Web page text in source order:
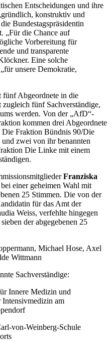
Entscheidungen und ihre
konstruktiv und
Bundestagspräsidentin
„Für die Chance auf
Vorbereitung für
und transparente
Eine solche
unsere Demokratie,
Abgeordnete in die
fünf Sachverständige,
werden. Von der „AfD“-
kommen drei Abgeordnete
Die Fraktion Bündnis 90/Die
zwei von ihr benannten
Die Linke mit einem
Franziska
einer geheimen Wahl mit
25 Stimmen. Die von der
für das Amt der
Weiss, verfehlte hingegen
der abgegebenen 25
Michael Hose, Axel
Wittmann
Sachverständige:
Innere Medizin und
am
von-Weinberg-Schule